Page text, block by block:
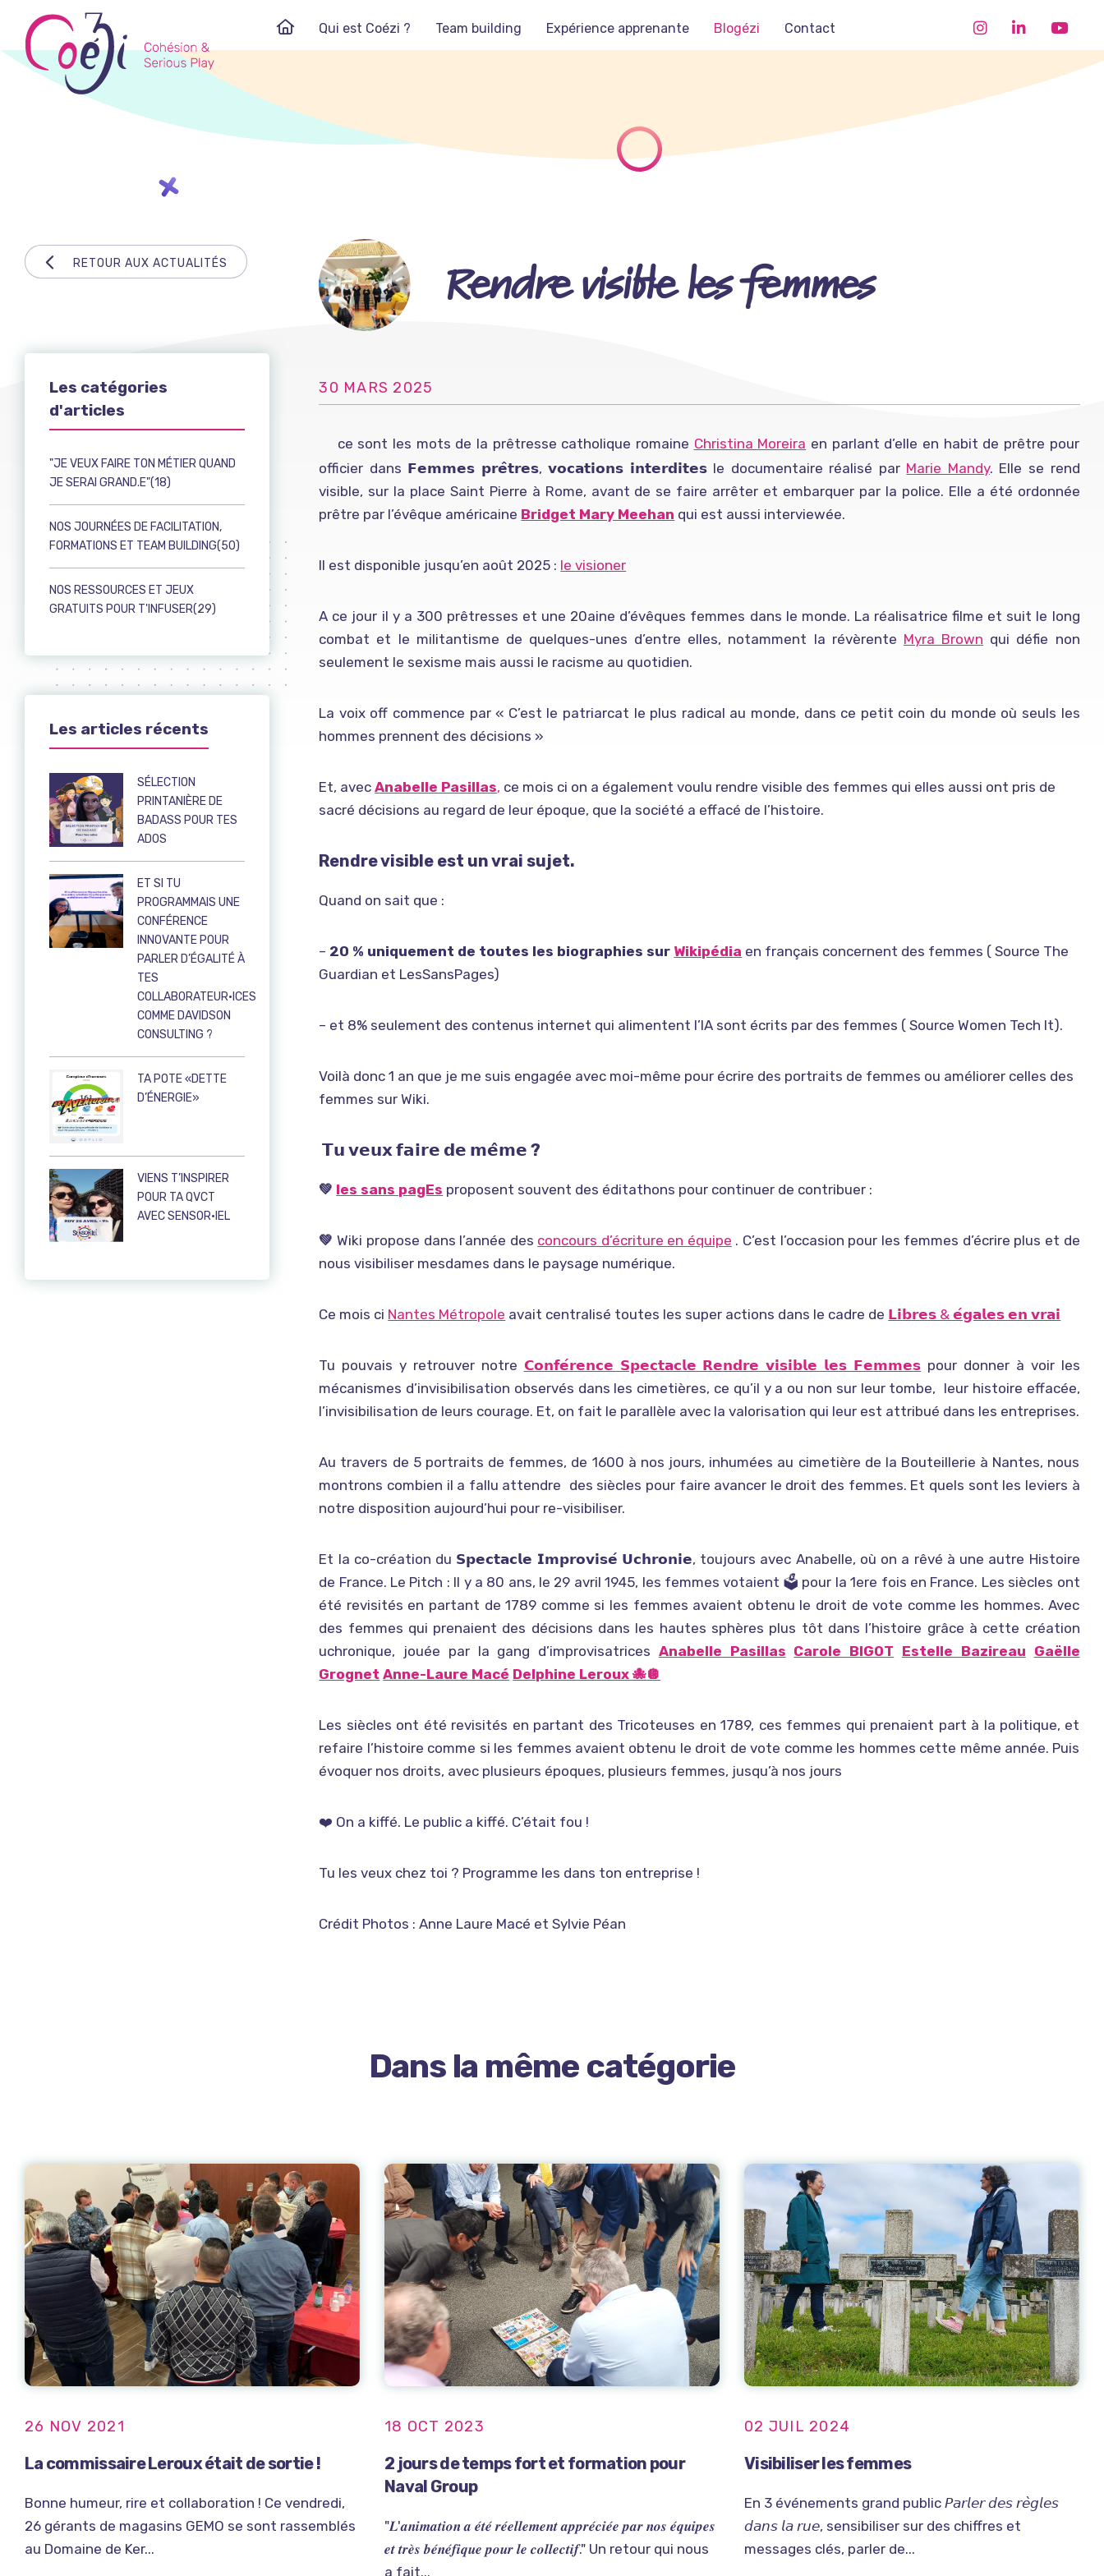
content
Qui est Coézi ? Team building Expérience apprenante Blogézi Contact
RETOUR AUX ACTUALITÉS
Les catégories
d'articles
"JE VEUX FAIRE TON MÉTIER QUAND
JE SERAI GRAND.E"(18)
NOS JOURNÉES DE FACILITATION,
FORMATIONS ET TEAM BUILDING(50)
NOS RESSOURCES ET JEUX
GRATUITS POUR T'INFUSER(29)
Les articles récents
SÉLECTION
PRINTANIÈRE DE
BADASS POUR TES
ADOS
ET SI TU
PROGRAMMAIS UNE
CONFÉRENCE
INNOVANTE POUR
PARLER D’ÉGALITÉ À
TES
COLLABORATEUR·ICES
COMME DAVIDSON
CONSULTING ?
TA POTE «DETTE
D’ÉNERGIE»
VIENS T’INSPIRER
POUR TA QVCT
AVEC SENSOR·IEL
Rendre visible les femmes
30 MARS 2025
ce sont les mots de la prêtresse catholique romaine Christina Moreira en parlant d’elle en habit de prêtre pour
officier dans 𝗙𝗲𝗺𝗺𝗲𝘀 𝗽𝗿𝗲̂𝘁𝗿𝗲𝘀, 𝘃𝗼𝗰𝗮𝘁𝗶𝗼𝗻𝘀 𝗶𝗻𝘁𝗲𝗿𝗱𝗶𝘁𝗲𝘀 le documentaire réalisé par Marie Mandy. Elle se rend
visible, sur la place Saint Pierre à Rome, avant de se faire arrêter et embarquer par la police. Elle a été ordonnée
prêtre par l’évêque américaine Bridget Mary Meehan qui est aussi interviewée.
Il est disponible jusqu’en août 2025 : le visioner
A ce jour il y a 300 prêtresses et une 20aine d’évêques femmes dans le monde. La réalisatrice filme et suit le long
combat et le militantisme de quelques-unes d’entre elles, notamment la révèrente Myra Brown qui défie non
seulement le sexisme mais aussi le racisme au quotidien.
La voix off commence par « C’est le patriarcat le plus radical au monde, dans ce petit coin du monde où seuls les
hommes prennent des décisions »
Et, avecAnabelle Pasillas, ce mois ci on a également voulu rendre visible des femmes qui elles aussi ont pris de
sacré décisions au regard de leur époque, que la société a effacé de l’histoire.
Rendre visible est un vrai sujet.
Quand on sait que :
– 20 % uniquement de toutes les biographies sur Wikipédia en français concernent des femmes ( Source The
Guardian et LesSansPages)
– et 8% seulement des contenus internet qui alimentent l’IA sont écrits par des femmes ( Source Women Tech It).
Voilà donc 1 an que je me suis engagée avec moi-même pour écrire des portraits de femmes ou améliorer celles des
femmes sur Wiki.
𝗧𝘂𝘃𝗲𝘂𝘅𝗳𝗮𝗶𝗿𝗲 𝗱𝗲 𝗺𝗲𝗺𝗲 ?
💚 les sans pagEs proposent souvent des éditathons pour continuer de contribuer :
💚Wiki propose dans l’année des concours d’écriture en équipe . C’est l’occasion pour les femmes d’écrire plus et de
nous visibiliser mesdames dans le paysage numérique.
Ce mois ci Nantes Métropole avait centralisé toutes les super actions dans le cadre de 𝗟𝗶𝗯𝗿𝗲𝘀 & 𝗲́𝗴𝗮𝗹𝗲𝘀 𝗲𝗻 𝘃𝗿𝗮𝗶
Tu pouvais y retrouver notre 𝗖𝗼𝗻𝗳𝗲́𝗿𝗲𝗻𝗰𝗲 𝗦𝗽𝗲𝗰𝘁𝗮𝗰𝗹𝗲 𝗥𝗲𝗻𝗱𝗿𝗲 𝘃𝗶𝘀𝗶𝗯𝗹𝗲 𝗹𝗲𝘀 𝗙𝗲𝗺𝗺𝗲𝘀 pour donner à voir les
mécanismes d’invisibilisation observés dans les cimetières, ce qu’il y a ou non sur leur tombe, leur histoire effacée,
l’invisibilisation de leurs courage. Et, on fait le parallèle avec la valorisation qui leur est attribué dans les entreprises.
Au travers de 5 portraits de femmes, de 1600 à nos jours, inhumées au cimetière de la Bouteillerie à Nantes, nous
montrons combien il a fallu attendre des siècles pour faire avancer le droit des femmes. Et quels sont les leviers à
notre disposition aujourd’hui pour re-visibiliser.
Et la co-création du 𝗦𝗽𝗲𝗰𝘁𝗮𝗰𝗹𝗲 𝗜𝗺𝗽𝗿𝗼𝘃𝗶𝘀𝗲́ 𝗨𝗰𝗵𝗿𝗼𝗻𝗶𝗲, toujours avec Anabelle, où on a rêvé à une autre Histoire
de France. Le Pitch : Il y a 80 ans, le 29 avril 1945, les femmes votaient 🗳 pour la 1ere fois en France. Les siècles ont
été revisités en partant de 1789 comme si les femmes avaient obtenu le droit de vote comme les hommes. Avec
des femmes qui prenaient des décisions dans les hautes sphères plus tôt dans l’histoire grâce à cette création
uchronique, jouée par la gang d’improvisatrices Anabelle Pasillas Carole BIGOT Estelle Bazireau Gaëlle
Grognet Anne-Laure Macé Delphine Leroux 🐙🪩
Les siècles ont été revisités en partant des Tricoteuses en 1789, ces femmes qui prenaient part à la politique, et
refaire l’histoire comme si les femmes avaient obtenu le droit de vote comme les hommes cette même année. Puis
évoquer nos droits, avec plusieurs époques, plusieurs femmes, jusqu’à nos jours
❤️ On a kiffé. Le public a kiffé. C’était fou !
Tu les veux chez toi ? Programme les dans ton entreprise !
Crédit Photos : Anne Laure Macé et Sylvie Péan
Dans la même catégorie
26 NOV 2021
La commissaire Leroux était de sortie !
Bonne humeur, rire et collaboration ! Ce vendredi,
26 gérants de magasins GEMO se sont rassemblés
au Domaine de Ker...
18 OCT 2023
2 jours de temps fort et formation pour
Naval Group
"𝑳'𝒂𝒏𝒊𝒎𝒂𝒕𝒊𝒐𝒏 𝒂 𝒆́𝒕𝒆́ 𝒓𝒆́𝒆𝒍𝒍𝒆𝒎𝒆𝒏𝒕 𝒂𝒑𝒑𝒓𝒆́𝒄𝒊𝒆́𝒆 𝒑𝒂𝒓 𝒏𝒐𝒔 𝒆́𝒒𝒖𝒊𝒑𝒆𝒔
𝒆𝒕 𝒕𝒓𝒆̀𝒔 𝒃𝒆́𝒏𝒆́𝒇𝒊𝒒𝒖𝒆 𝒑𝒐𝒖𝒓 𝒍𝒆 𝒄𝒐𝒍𝒍𝒆𝒄𝒕𝒊𝒇." Un retour qui nous
a fait...
02 JUIL 2024
Visibiliser les femmes
En 3 événements grand public 𝘗𝘢𝘳𝘭𝘦𝘳 𝘥𝘦𝘴 𝘳𝘦̀𝘨𝘭𝘦𝘴
𝘥𝘢𝘯𝘴 𝘭𝘢 𝘳𝘶𝘦, sensibiliser sur des chiffres et
messages clés, parler de...